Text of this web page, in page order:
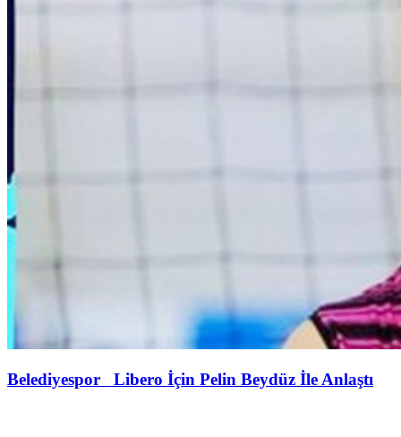
Belediyespor Libero İçin Pelin Beydüz İle Anlaştı